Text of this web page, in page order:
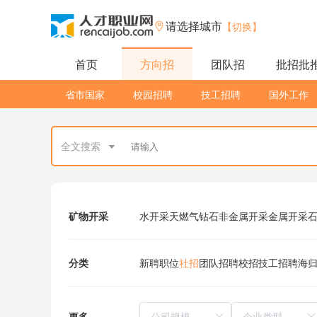
请选择城市 【切换】
首页 方向招 团队招 批招批
省市国家 校园招聘 技工招聘 国外工作
全文搜索
矿物开采 水开采天燃气钻石非金属开采金属开采
分类 新聘职位社招团队招聘校招技工招聘海